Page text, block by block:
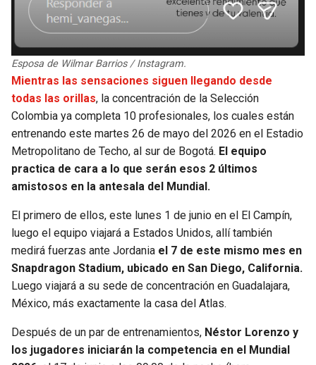
Esposa de Wilmar Barrios / Instagram.
Mientras las sensaciones siguen llegando desde
todas las orillas, la concentración de la Selección
Colombia ya completa 10 profesionales, los cuales están
entrenando este martes 26 de mayo del 2026 en el Estadio
Metropolitano de Techo, al sur de Bogotá. El equipo
practica de cara a lo que serán esos 2 últimos
amistosos en la antesala del Mundial.
El primero de ellos, este lunes 1 de junio en el El Campín,
luego el equipo viajará a Estados Unidos, allí también
medirá fuerzas ante Jordania el 7 de este mismo mes en
Snapdragon Stadium, ubicado en San Diego, California.
Luego viajará a su sede de concentración en Guadalajara,
México, más exactamente la casa del Atlas.
Después de un par de entrenamientos, Néstor Lorenzo y
los jugadores iniciarán la competencia en el Mundial